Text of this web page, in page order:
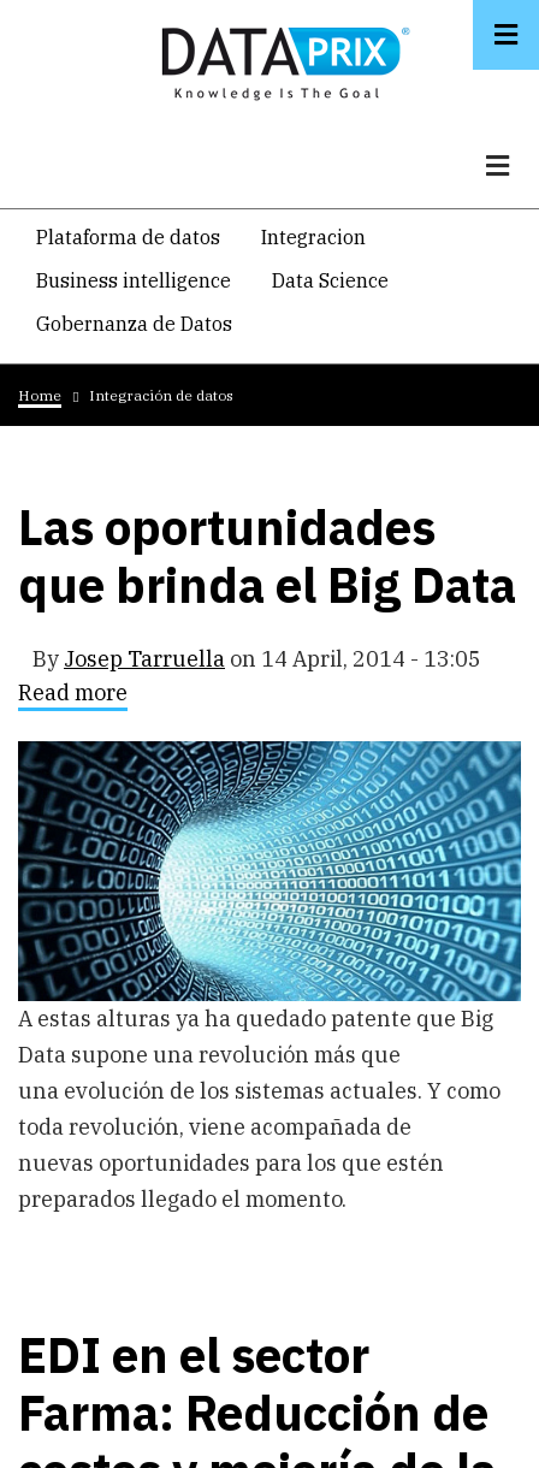
Navegacion
temática
principal
Plataforma de datos
Integracion
Business intelligence
Data Science
Gobernanza de Datos
Breadcrumb
Home Integración de datos
Las oportunidades
que brinda el Big Data
By Josep Tarruella on 14 April, 2014 - 13:05
Read more
oportunidades
que
brinda
el
Big
Data
A estas alturas ya ha quedado patente que Big
Data supone una revolución más que
una evolución de los sistemas actuales. Y como
toda revolución, viene acompañada de
nuevas oportunidades para los que estén
preparados llegado el momento.
EDI en el sector
Farma: Reducción de